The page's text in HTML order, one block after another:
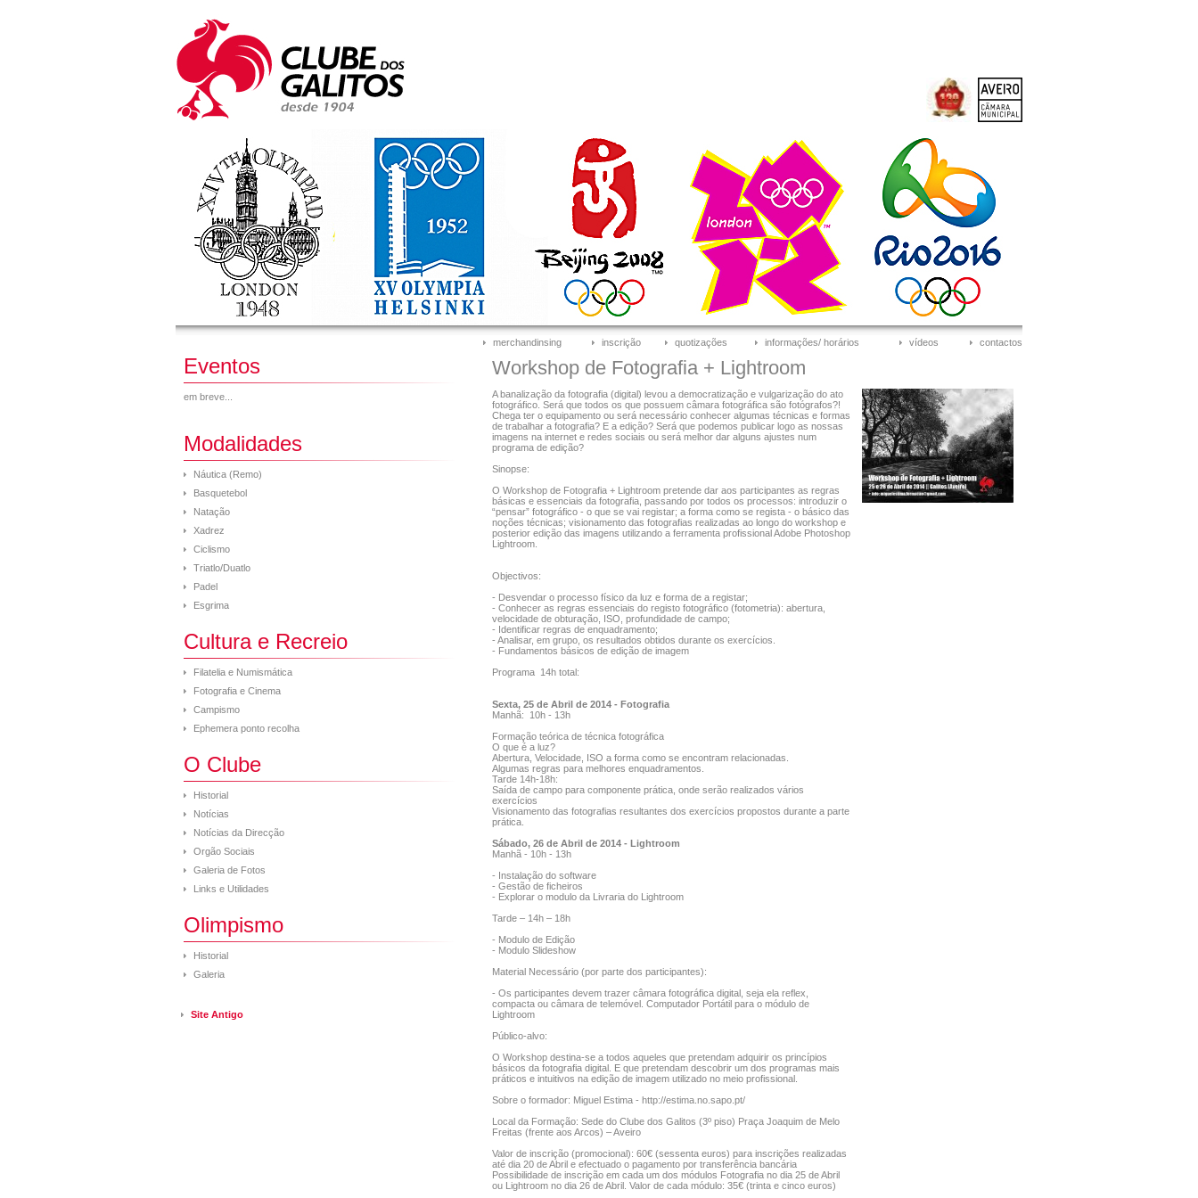
Eventos
em breve...
Modalidades
Náutica (Remo)
Basquetebol
Natação
Xadrez
Ciclismo
Triatlo/Duatlo
Padel
Esgrima
Cultura e Recreio
Filatelia e Numismática
Fotografia e Cinema
Campismo
Ephemera ponto recolha
O Clube
Historial
Notícias
Notícias da Direcção
Orgão Sociais
Galeria de Fotos
Links e Utilidades
Olimpismo
Historial
Galeria
Site Antigo
merchandinsing inscrição quotizações informações/ horários vídeos contactos
Workshop de Fotografia + Lightroom
A banalização da fotografia (digital) levou a democratização e vulgarização do ato
fotográfico. Será que todos os que possuem câmara fotográfica são fotógrafos?!
Chega ter o equipamento ou será necessário conhecer algumas técnicas e formas
de trabalhar a fotografia? E a edição? Será que podemos publicar logo as nossas
imagens na internet e redes sociais ou será melhor dar alguns ajustes num
programa de edição?
Sinopse:
O Workshop de Fotografia + Lightroom pretende dar aos participantes as regras
básicas e essenciais da fotografia, passando por todos os processos: introduzir o
“pensar” fotográfico - o que se vai registar; a forma como se regista - o básico das
noções técnicas; visionamento das fotografias realizadas ao longo do workshop e
posterior edição das imagens utilizando a ferramenta profissional Adobe Photoshop
Lightroom.
Objectivos:
- Desvendar o processo físico da luz e forma de a registar;
- Conhecer as regras essenciais do registo fotográfico (fotometria): abertura,
velocidade de obturação, ISO, profundidade de campo;
- Identificar regras de enquadramento;
- Analisar, em grupo, os resultados obtidos durante os exercícios.
- Fundamentos básicos de edição de imagem
Programa 14h total:
Sexta, 25 de Abril de 2014 - Fotografia
Manhã: 10h - 13h
Formação teórica de técnica fotográfica
O que é a luz?
Abertura, Velocidade, ISO a forma como se encontram relacionadas.
Algumas regras para melhores enquadramentos.
Tarde 14h-18h:
Saída de campo para componente prática, onde serão realizados vários
exercícios
Visionamento das fotografias resultantes dos exercícios propostos durante a parte
prática.
Sábado, 26 de Abril de 2014 - Lightroom
Manhã - 10h - 13h
- Instalação do software
- Gestão de ficheiros
- Explorar o modulo da Livraria do Lightroom
Tarde – 14h – 18h
- Modulo de Edição
- Modulo Slideshow
Material Necessário (por parte dos participantes):
- Os participantes devem trazer câmara fotográfica digital, seja ela reflex,
compacta ou câmara de telemóvel. Computador Portátil para o módulo de
Lightroom
Público-alvo:
O Workshop destina-se a todos aqueles que pretendam adquirir os princípios
básicos da fotografia digital. E que pretendam descobrir um dos programas mais
práticos e intuitivos na edição de imagem utilizado no meio profissional.
Sobre o formador: Miguel Estima - http://estima.no.sapo.pt/
Local da Formação: Sede do Clube dos Galitos (3º piso) Praça Joaquim de Melo
Freitas (frente aos Arcos) – Aveiro
Valor de inscrição (promocional): 60€ (sessenta euros) para inscrições realizadas
até dia 20 de Abril e efectuado o pagamento por transferência bancária
Possibilidade de inscrição em cada um dos módulos Fotografia no dia 25 de Abril
ou Lightroom no dia 26 de Abril. Valor de cada módulo: 35€ (trinta e cinco euros)